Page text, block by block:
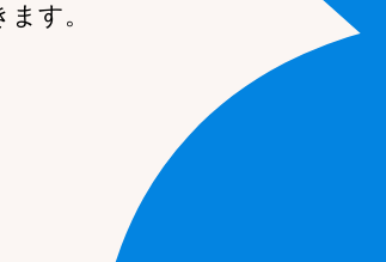
す。